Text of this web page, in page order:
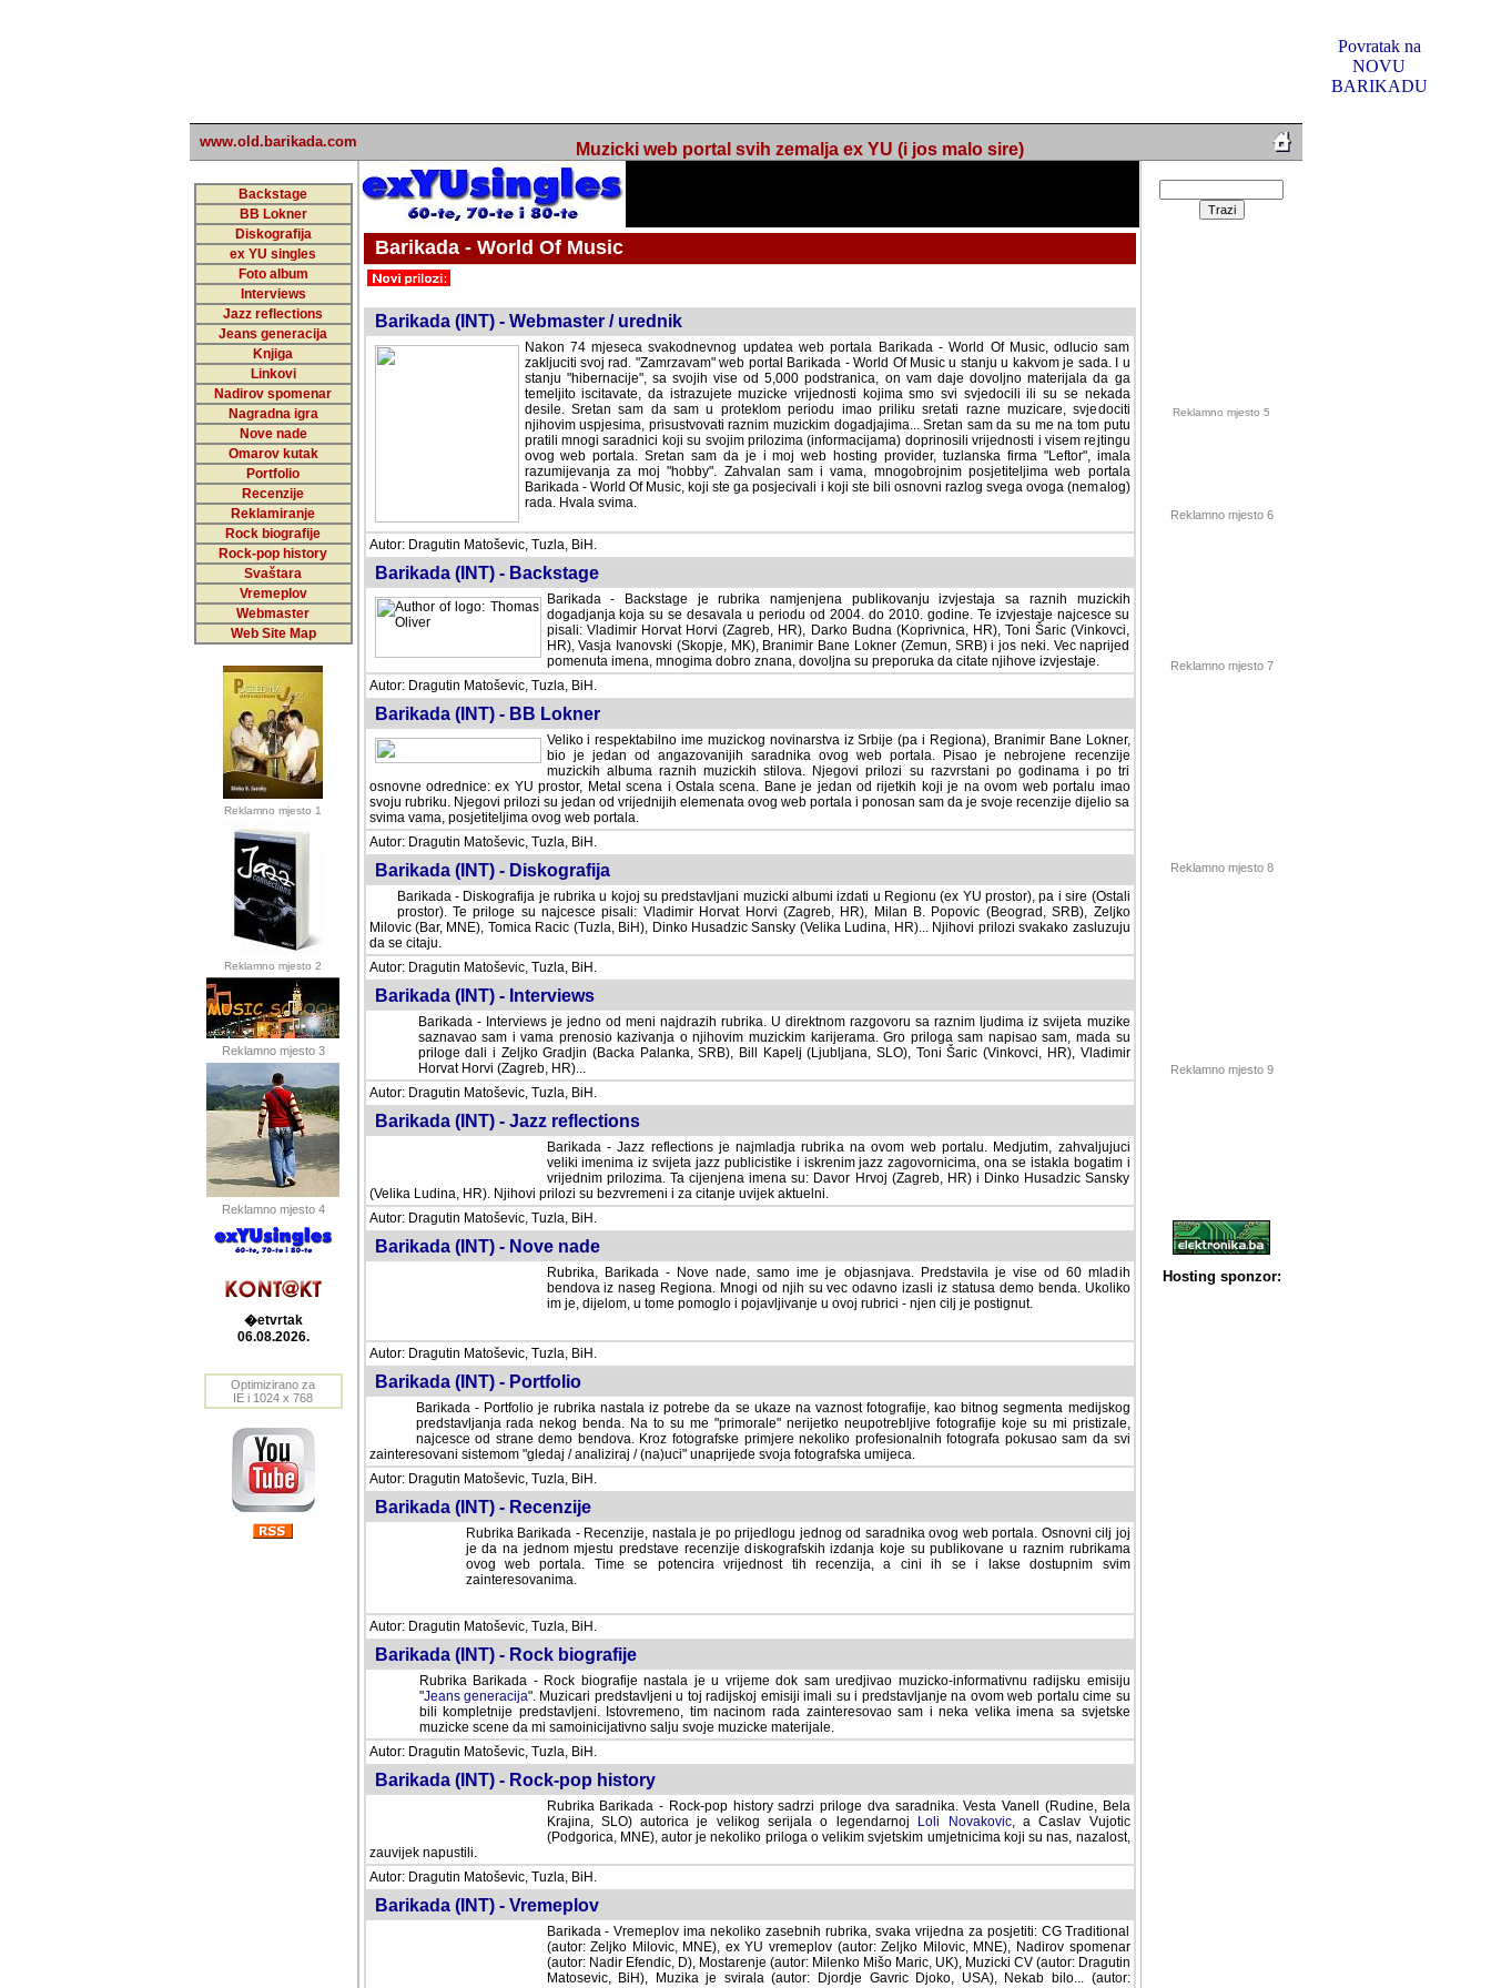
Povratak na
NOVU
BARIKADU
www.old.barikada.com Muzicki web portal svih zemalja ex YU (i jos malo sire)
Backstage
BB Lokner
Diskografija
ex YU singles
Foto album
Interviews
Jazz reflections
Jeans generacija
Knjiga
Linkovi
Nadirov spomenar
Nagradna igra
Nove nade
Omarov kutak
Portfolio
Recenzije
Reklamiranje
Rock biografije
Rock-pop history
Svaštara
Vremeplov
Webmaster
Web Site Map
Reklamno mjesto 1
Reklamno mjesto 2
Reklamno mjesto 3
Reklamno mjesto 4
�etvrtak
06.08.2026.
Optimizirano za
IE i 1024 x 768
Barikada - World Of Music
Barikada (INT) - Webmaster / urednik
Nakon 74 mjeseca svakodnevnog updatea web portala Barikada - World Of Music, odlucio sam
zakljuciti svoj rad. "Zamrzavam" web portal Barikada - World Of Music u stanju u kakvom je sada. I u
stanju "hibernacije", sa svojih vise od 5,000 podstranica, on vam daje dovoljno materijala da ga
temeljito iscitavate, da istrazujete muzicke vrijednosti kojima smo svi svjedocili ili su se nekada desile.
Sretan sam da sam u proteklom periodu imao priliku sretati razne muzicare, svjedociti njihovim
uspjesima, prisustvovati raznim muzickim dogadjajima... Sretan sam da su me na tom putu pratili
mnogi saradnici koji su svojim prilozima (informacijama) doprinosili vrijednosti i visem rejtingu ovog
web portala. Sretan sam da je i moj web hosting provider, tuzlanska firma "Leftor", imala
razumijevanja za moj "hobby". Zahvalan sam i vama, mnogobrojnim posjetiteljima web portala
Barikada - World Of Music, koji ste ga posjecivali i koji ste bili osnovni razlog svega ovoga (nemalog)
rada. Hvala svima.
Autor: Dragutin Matoševic, Tuzla, BiH.
Barikada (INT) - Backstage
Barikada - Backstage je rubrika namjenjena publikovanju izvjestaja sa raznih muzickih
dogadjanja koja su se desavala u periodu od 2004. do 2010. godine. Te izvjestaje najcesce su
pisali: Vladimir Horvat Horvi (Zagreb, HR), Darko Budna (Koprivnica, HR), Toni Šaric (Vinkovci,
HR), Vasja Ivanovski (Skopje, MK), Branimir Bane Lokner (Zemun, SRB) i jos neki. Vec naprijed
pomenuta imena, mnogima dobro znana, dovoljna su preporuka da citate njihove izvjestaje.
Autor: Dragutin Matoševic, Tuzla, BiH.
Barikada (INT) - BB Lokner
Veliko i respektabilno ime muzickog novinarstva iz Srbije (pa i Regiona), Branimir Bane Lokner,
bio je jedan od angazovanijih saradnika ovog web portala. Pisao je nebrojene recenzije muzickih
albuma raznih muzickih stilova. Njegovi prilozi su razvrstani po godinama i po tri osnovne
odrednice: ex YU prostor, Metal scena i Ostala scena. Bane je jedan od rijetkih koji je na ovom web portalu imao svoju rubriku.
Njegovi prilozi su jedan od vrijednijih elemenata ovog web portala i ponosan sam da je svoje recenzije dijelio sa svima vama,
posjetiteljima ovog web portala.
Autor: Dragutin Matoševic, Tuzla, BiH.
Barikada (INT) - Diskografija
Barikada - Diskografija je rubrika u kojoj su predstavljani muzicki albumi izdati u Regionu (ex YU prostor), pa i sire (Ostali
prostor). Te priloge su najcesce pisali: Vladimir Horvat Horvi (Zagreb, HR), Milan B. Popovic (Beograd, SRB), Zeljko Milovic
(Bar, MNE), Tomica Racic (Tuzla, BiH), Dinko Husadzic Sansky (Velika Ludina, HR)... Njihovi prilozi svakako zasluzuju da se
citaju.
Autor: Dragutin Matoševic, Tuzla, BiH.
Barikada (INT) - Interviews
Barikada - Interviews je jedno od meni najdrazih rubrika. U direktnom razgovoru sa raznim ljudima iz svijeta muzike
saznavao sam i vama prenosio kazivanja o njihovim muzickim karijerama. Gro priloga sam napisao sam, mada su
priloge dali i Zeljko Gradjin (Backa Palanka, SRB), Bill Kapelj (Ljubljana, SLO), Toni Šaric (Vinkovci, HR), Vladimir
Horvat Horvi (Zagreb, HR)...
Autor: Dragutin Matoševic, Tuzla, BiH.
Barikada (INT) - Jazz reflections
Barikada - Jazz reflections je najmladja rubrika na ovom web portalu. Medjutim, zahvaljujuci veliki
imenima iz svijeta jazz publicistike i iskrenim jazz zagovornicima, ona se istakla bogatim i
vrijednim prilozima. Ta cijenjena imena su: Davor Hrvoj (Zagreb, HR) i Dinko Husadzic Sansky
(Velika Ludina, HR). Njihovi prilozi su bezvremeni i za citanje uvijek aktuelni.
Autor: Dragutin Matoševic, Tuzla, BiH.
Barikada (INT) - Nove nade
Rubrika, Barikada - Nove nade, samo ime je objasnjava. Predstavila je vise od 60 mladih
bendova iz naseg Regiona. Mnogi od njih su vec odavno izasli iz statusa demo benda. Ukoliko im
je, dijelom, u tome pomoglo i pojavljivanje u ovoj rubrici - njen cilj je postignut.
Autor: Dragutin Matoševic, Tuzla, BiH.
Barikada (INT) - Portfolio
Barikada - Portfolio je rubrika nastala iz potrebe da se ukaze na vaznost fotografije, kao bitnog segmenta medijskog
predstavljanja rada nekog benda. Na to su me "primorale" nerijetko neupotrebljive fotografije koje su mi pristizale,
najcesce od strane demo bendova. Kroz fotografske primjere nekoliko profesionalnih fotografa pokusao sam da svi
zainteresovani sistemom "gledaj / analiziraj / (na)uci" unaprijede svoja fotografska umijeca.
Autor: Dragutin Matoševic, Tuzla, BiH.
Barikada (INT) - Recenzije
Rubrika Barikada - Recenzije, nastala je po prijedlogu jednog od saradnika ovog web portala. Osnovni cilj joj
je da na jednom mjestu predstave recenzije diskografskih izdanja koje su publikovane u raznim rubrikama
ovog web portala. Time se potencira vrijednost tih recenzija, a cini ih se i lakse dostupnim svim
zainteresovanima.
Autor: Dragutin Matoševic, Tuzla, BiH.
Barikada (INT) - Rock biografije
Rubrika Barikada - Rock biografije nastala je u vrijeme dok sam uredjivao muzicko-informativnu radijsku emisiju
"Jeans generacija". Muzicari predstavljeni u toj radijskoj emisiji imali su i predstavljanje na ovom web portalu cime su
bili kompletnije predstavljeni. Istovremeno, tim nacinom rada zainteresovao sam i neka velika imena sa svjetske
muzicke scene da mi samoinicijativno salju svoje muzicke materijale.
Autor: Dragutin Matoševic, Tuzla, BiH.
Barikada (INT) - Rock-pop history
Rubrika Barikada - Rock-pop history sadrzi priloge dva saradnika. Vesta Vanell (Rudine, Bela
Krajina, SLO) autorica je velikog serijala o legendarnoj
Loli Novakovic, a Caslav Vujotic
(Podgorica, MNE), autor je nekoliko priloga o velikim svjetskim umjetnicima koji su nas, nazalost,
zauvijek napustili.
Autor: Dragutin Matoševic, Tuzla, BiH.
Barikada (INT) - Vremeplov
Barikada - Vremeplov ima nekoliko zasebnih rubrika, svaka vrijedna za posjetiti: CG Traditional
(autor: Zeljko Milovic, MNE), ex YU vremeplov (autor: Zeljko Milovic, MNE), Nadirov spomenar
(autor: Nadir Efendic, D), Mostarenje (autor: Milenko Mišo Maric, UK), Muzicki CV (autor: Dragutin
Matosevic, BiH), Muzika je svirala (autor: Djordje Gavric Djoko, USA), Nekab bilo... (autor: